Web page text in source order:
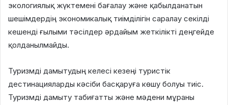
экологиялық жүктемені бағалау және қабылданатын
шешімдердің экономикалық тиімділігін саралау секілді
кешенді ғылыми тәсілдер әрдайым жеткілікті деңгейде
қолданылмайды.
Туризмді дамытудың келесі кезеңі туристік
дестинацияларды кәсіби басқаруға көшу болуы тиіс.
Туризмді дамыту табиғатты және мәдени мұраны